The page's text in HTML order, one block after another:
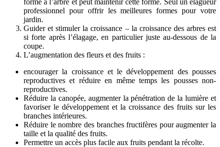
professionnel pour offrir les meilleures formes pour votre
jardin.
Guider et stimuler la croissance – la croissance des arbres est
si forte après l’élagage, en particulier juste au-dessous de la
coupe.
L’augmentation des fleurs et des fruits :
encourager la croissance et le développement des pousses
reproductives et réduire en même temps les pousses non-
reproductives.
Réduire la canopée, augmenter la pénétration de la lumière et
favoriser le développement et la croissance des fruits sur les
branches intérieures.
Réduire le nombre des branches fructifères pour augmenter la
taille et la qualité des fruits.
Permettre un accès plus facile aux fruits pendant la récolte.